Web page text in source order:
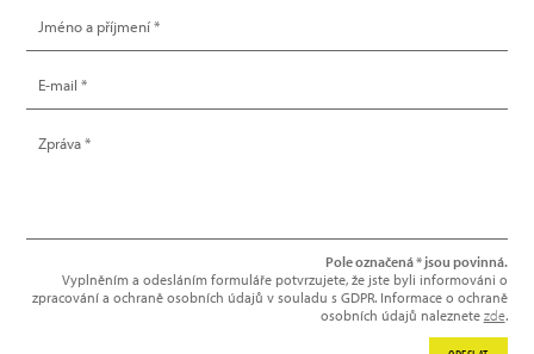
Pole označená * jsou povinná.
Vyplněním a odesláním formuláře potvrzujete, že jste byli informováni o
zpracování a ochraně osobních údajů v souladu s GDPR. Informace o ochraně
osobních údajů naleznete zde.